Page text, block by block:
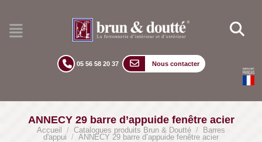
05 56 58 20 37 Nous contacter
ANNECY 29 barre d’appuide fenêtre acier
Accueil / Catalogues produits Brun & Doutté /
Barres
d'appui / ANNECY 29 barre d’appuide fenêtre acier